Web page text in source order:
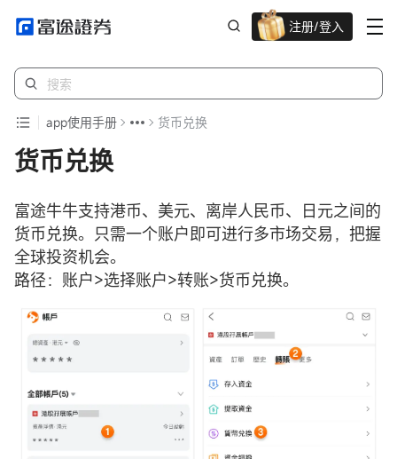
注册/登入
迎新重磅礼 股票/BTC等任你选!
app使用手册 货币兑换
货币兑换
富途牛牛支持港币、美元、离岸人民币、日元之间的
货币兑换。只需一个账户即可进行多市场交易，把握
全球投资机会。
路径：账户>选择账户>转账>货币兑换。